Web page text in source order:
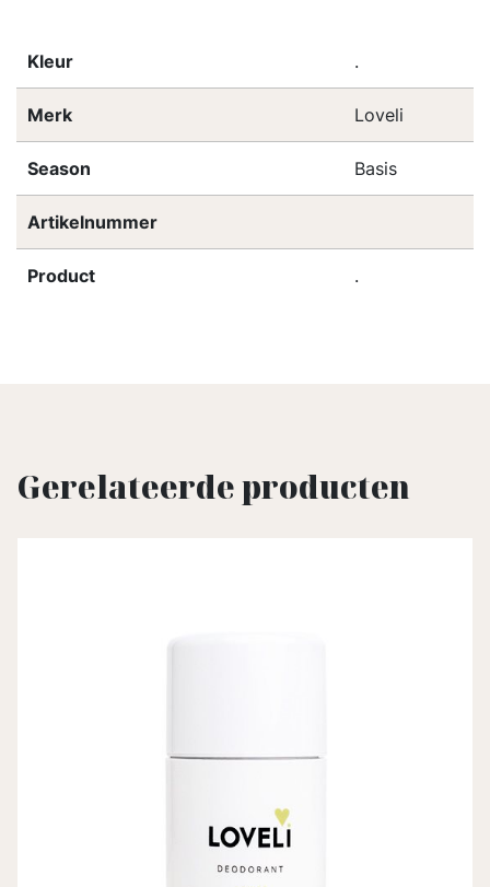
Kleur .
Merk Loveli
Season Basis
Artikelnummer
Product .
Gerelateerde producten